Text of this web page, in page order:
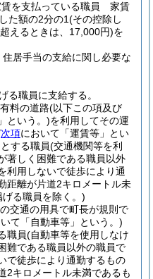
賃を支払っている職員 家賃
た額の2分の1(その控除し
えるときは、17,000円)を
居手当の支給に関し必要な
る職員に支給する。
料の道路(以下この項及び
という。)を利用してその運
次項において「運賃等」とい
する職員(交通機関等を利
著しく困難である職員以外
利用しないで徒歩により通
距離が片道2キロメートル未
げる職員を除く。)
交通の用具で町長が規則で
て「自動車等」という。)
職員(自動車等を使用しなけ
難である職員以外の職員で
で徒歩により通勤するもの
2キロメートル未満であるも